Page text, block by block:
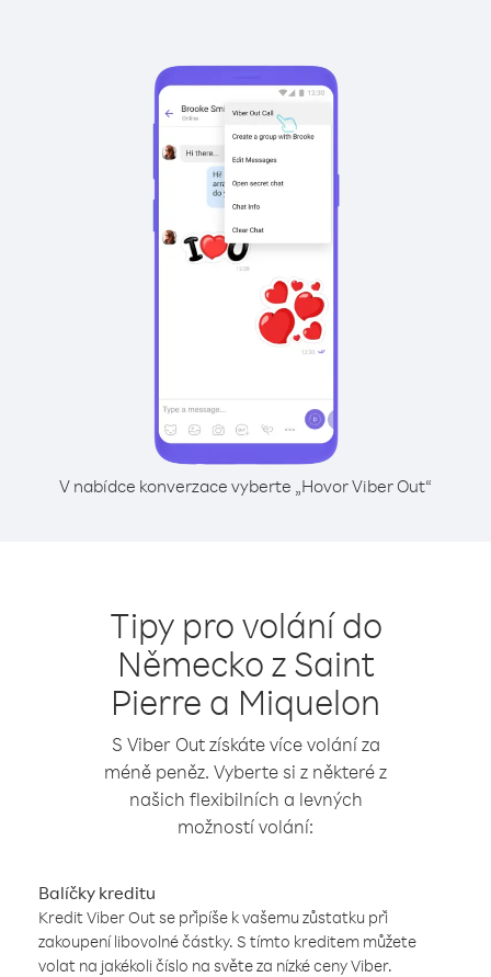
V nabídce konverzace vyberte „Hovor Viber Out“
Tipy pro volání do
Německo z Saint
Pierre a Miquelon
S Viber Out získáte více volání za
méně peněz. Vyberte si z některé z
našich flexibilních a levných
možností volání:
Balíčky kreditu
Kredit Viber Out se připíše k vašemu zůstatku při
zakoupení libovolné částky. S tímto kreditem můžete
volat na jakékoli číslo na světe za nízké ceny Viber.